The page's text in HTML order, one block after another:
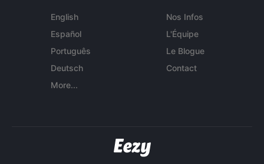
English
Español
Português
Deutsch
More...
Nos Infos
L'Équipe
Le Blogue
Contact